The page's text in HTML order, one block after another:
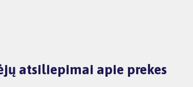
atsiliepimai apie prekes